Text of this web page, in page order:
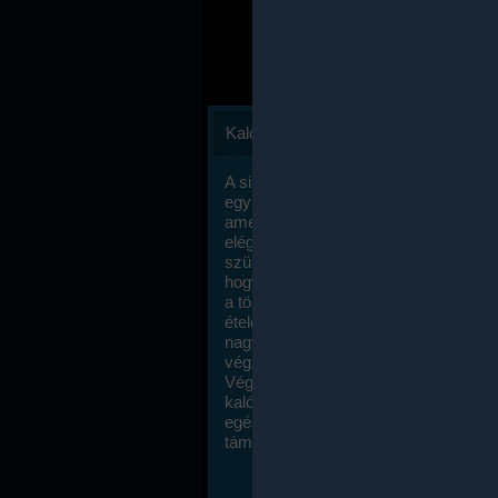
Kalóriaszámlálás
A sikeres fogyás titka valójában igen
egyszerű: égess több energiát, mint
amennyit beviszel. Természetesen
elég nagy fegyelemre és akaraterőre
szükség, de meglepődve fogod
hogy a kalóriaszámolás mennyire
a többi diétához képest. Itt nincsenek
ételek és a megengedett kalóriabevitelt
nagymértékben növelheted ha
végzel.
Végül, de nem utolsó sorban, a
kalóriaszámolás módszerét a legtöbb
egészségügyi szakorvos ajánlja és
támogatja.